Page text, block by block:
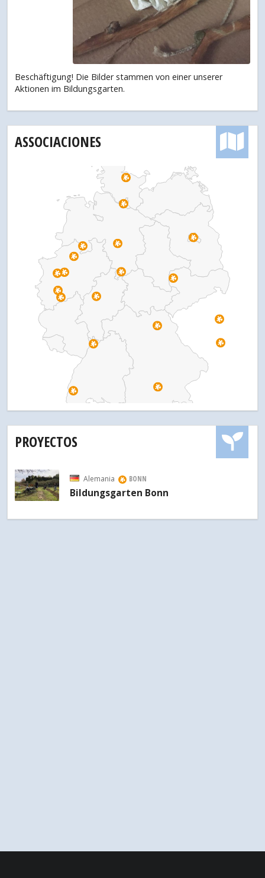
Beschäftigung! Die Bilder stammen von einer unserer
Aktionen im Bildungsgarten.
ASSOCIACIONES
PROYECTOS
Alemania BONN
Bildungsgarten Bonn